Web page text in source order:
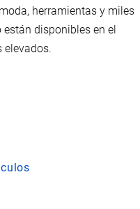
herramientas y miles
disponibles en el
elevados.